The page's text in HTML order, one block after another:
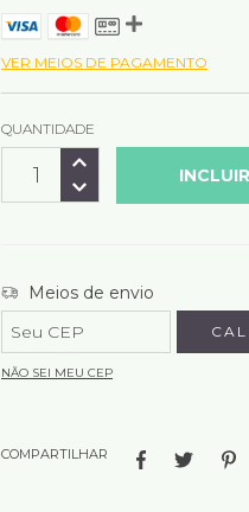
VER MEIOS DE PAGAMENTO
QUANTIDADE
Entregas para o CEP:
Meios de envio
NÃO SEI MEU CEP
COMPARTILHAR